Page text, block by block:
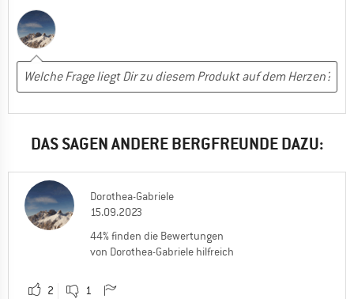
DAS SAGEN ANDERE BERGFREUNDE DAZU:
Dorothea-Gabriele
15.09.2023
44% finden die Bewertungen
von Dorothea-Gabriele hilfreich
2 1